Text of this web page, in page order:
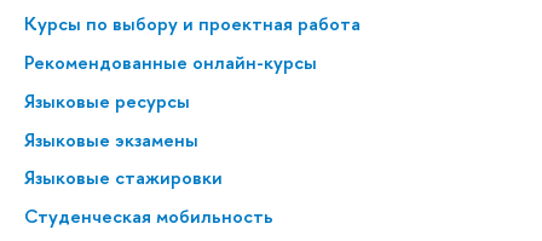
Курсы по выбору и проектная работа
Рекомендованные онлайн-курсы
Языковые ресурсы
Языковые экзамены
Языковые стажировки
Студенческая мобильность